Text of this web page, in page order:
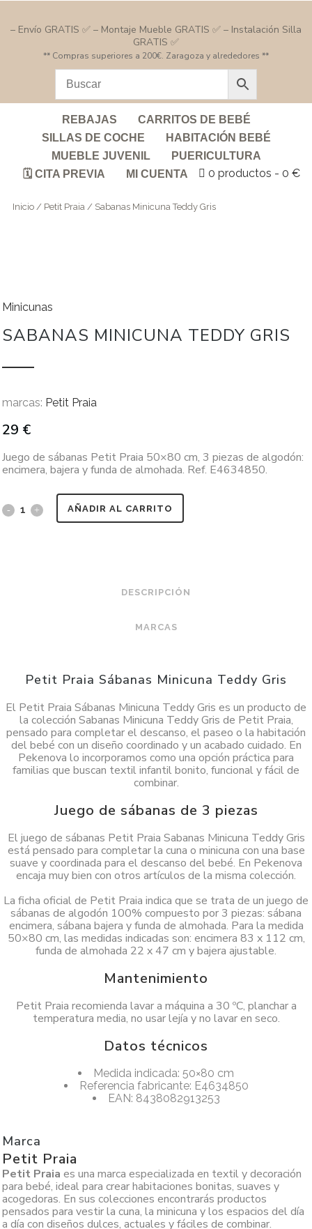
– Envío GRATIS ✅ – Montaje Mueble GRATIS ✅ – Instalación Silla
GRATIS ✅
** Compras superiores a 200€. Zaragoza y alrededores **
REBAJAS
CARRITOS DE BEBÉ
SILLAS DE COCHE
HABITACIÓN BEBÉ
MUEBLE JUVENIL
PUERICULTURA
🗓️ CITA PREVIA
MI CUENTA 0 productos 0 €
Inicio / Petit Praia / Sabanas Minicuna Teddy Gris
Minicunas
SABANAS MINICUNA TEDDY GRIS
marcas: Petit Praia
29 €
Juego de sábanas Petit Praia 50×80 cm, 3 piezas de algodón:
encimera, bajera y funda de almohada. Ref. E4634850.
AÑADIR AL CARRITO
DESCRIPCIÓN
MARCAS
Petit Praia Sábanas Minicuna Teddy Gris
El Petit Praia Sábanas Minicuna Teddy Gris es un producto de
la colección Sabanas Minicuna Teddy Gris de Petit Praia,
pensado para completar el descanso, el paseo o la habitación
del bebé con un diseño coordinado y un acabado cuidado. En
Pekenova lo incorporamos como una opción práctica para
familias que buscan textil infantil bonito, funcional y fácil de
combinar.
Juego de sábanas de 3 piezas
El juego de sábanas Petit Praia Sabanas Minicuna Teddy Gris
está pensado para completar la cuna o minicuna con una base
suave y coordinada para el descanso del bebé. En Pekenova
encaja muy bien con otros artículos de la misma colección.
La ficha oficial de Petit Praia indica que se trata de un juego de
sábanas de algodón 100% compuesto por 3 piezas: sábana
encimera, sábana bajera y funda de almohada. Para la medida
50×80 cm, las medidas indicadas son: encimera 83 x 112 cm,
funda de almohada 22 x 47 cm y bajera ajustable.
Mantenimiento
Petit Praia recomienda lavar a máquina a 30 ºC, planchar a
temperatura media, no usar lejía y no lavar en seco.
Datos técnicos
Medida indicada: 50×80 cm
Referencia fabricante: E4634850
EAN: 8438082913253
Marca
Petit Praia
Petit Praia es una marca especializada en textil y decoración
para bebé, ideal para crear habitaciones bonitas, suaves y
acogedoras. En sus colecciones encontrarás productos
pensados para vestir la cuna, la minicuna y los espacios del día
a día con diseños dulces, actuales y fáciles de combinar.